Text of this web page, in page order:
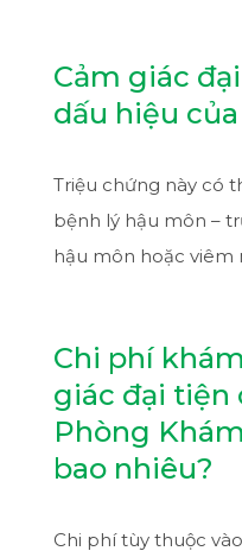
Cảm giác
dấu hiệu
Triệu chứng này có
bệnh lý hậu môn –
hậu môn hoặc viêm
Chi phí
giác đại tiện
Phòng
bao nhiêu?
Chi phí tùy thuộc